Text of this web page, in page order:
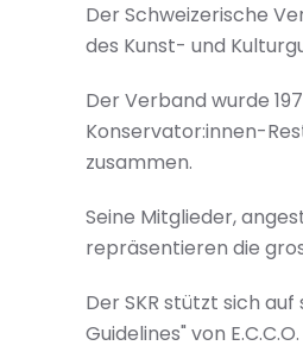
Der Schweizerische
des Kunst- und
Der Verband wurde
Konservator:innen-
zusammen.
Seine Mitglieder,
repräsentieren die
Der SKR stützt sich
Guidelines" von